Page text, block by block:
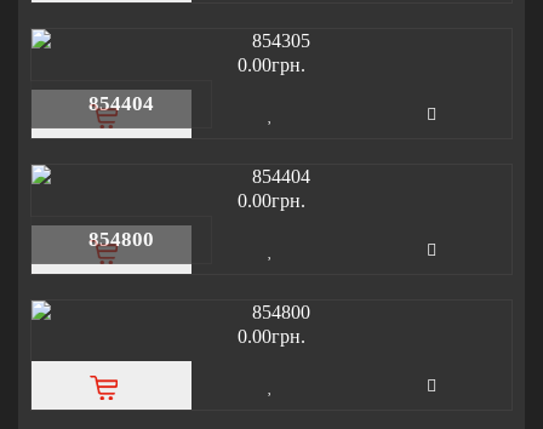
0.00грн.
854404
0.00грн.
854800
0.00грн.